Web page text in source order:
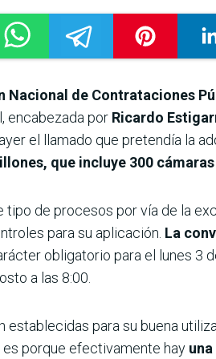
Nacional de Contrataciones
encabezada por Ricardo
el llamado que pretendía la
que incluye 300
tipo de procesos por vía de la
para su aplicación. La
obligatorio para el lunes 3
a las 8:00.
establecidas para su buena
porque efectivamente hay